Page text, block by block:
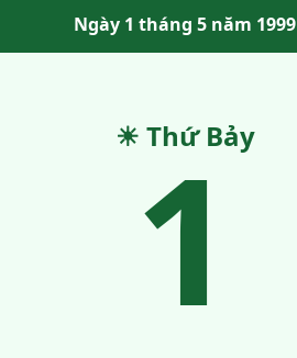
Ngày 1 tháng 5 năm 1999
☀ Thứ Bảy
1